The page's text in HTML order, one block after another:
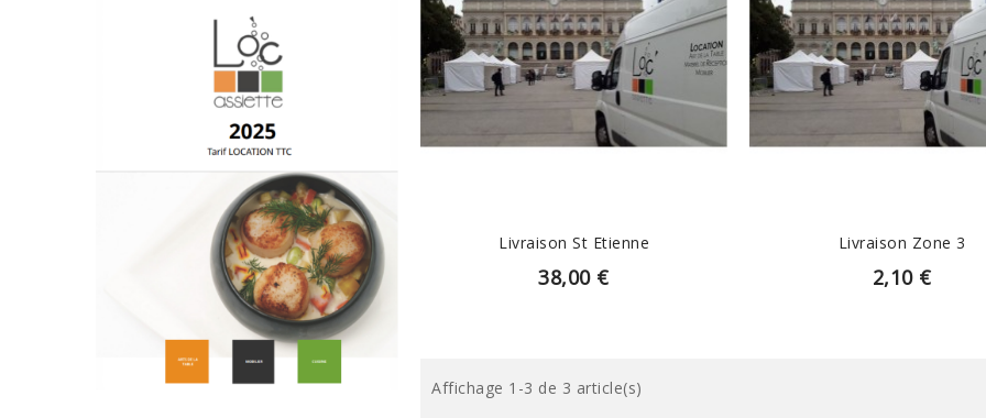
EN SAVOIR PLUS
Livraison St Etienne
38,00 €
EN SAVOIR PLUS
Livraison Zone 3
2,10 €
Affichage 1-3 de 3 article(s)